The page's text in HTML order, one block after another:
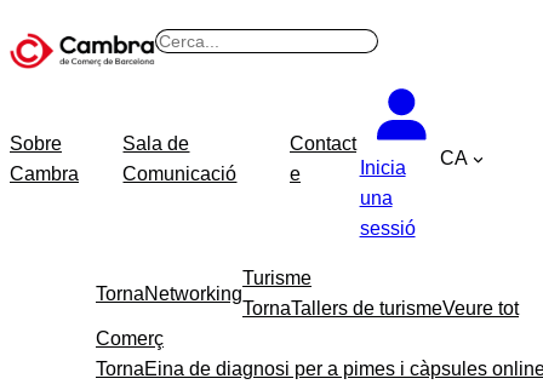
al
B
Sobre
Cambra
Sala de
Comunicació
Contact
e
Inicia
una
sessió
CA
TornaNetworking
Turisme
TornaTallers de turismeVeure tot
Comerç
TornaEina de diagnosi per a pimes i càpsules